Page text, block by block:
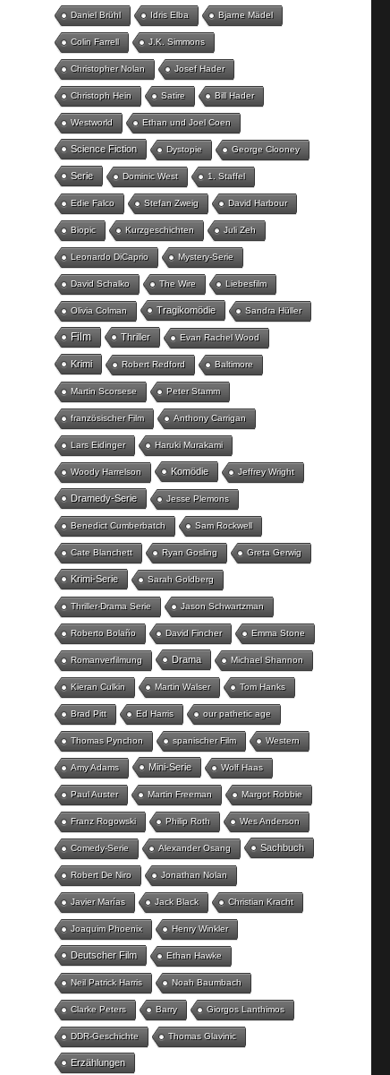
Daniel Brühl Idris Elba Bjarne Mädel
Colin Farrell J.K. Simmons
Christopher Nolan Josef Hader
Christoph Hein Satire Bill Hader
Westworld Ethan und Joel Coen
Science Fiction Dystopie George Clooney
Serie Dominic West 1. Staffel
Edie Falco Stefan Zweig David Harbour
Biopic Kurzgeschichten Juli Zeh
Leonardo DiCaprio Mystery-Serie
David Schalko The Wire Liebesfilm
Olivia Colman Tragikomödie Sandra Hüller
Film Thriller Evan Rachel Wood
Krimi Robert Redford Baltimore
Martin Scorsese Peter Stamm
französischer Film Anthony Carrigan
Lars Eidinger Haruki Murakami
Woody Harrelson Komödie Jeffrey Wright
Dramedy-Serie Jesse Plemons
Benedict Cumberbatch Sam Rockwell
Cate Blanchett Ryan Gosling Greta Gerwig
Krimi-Serie Sarah Goldberg
Thriller-Drama Serie Jason Schwartzman
Roberto Bolaño David Fincher Emma Stone
Romanverfilmung Drama Michael Shannon
Kieran Culkin Martin Walser Tom Hanks
Brad Pitt Ed Harris our pathetic age
Thomas Pynchon spanischer Film Western
Amy Adams Mini-Serie Wolf Haas
Paul Auster Martin Freeman Margot Robbie
Franz Rogowski Philip Roth Wes Anderson
Comedy-Serie Alexander Osang Sachbuch
Robert De Niro Jonathan Nolan
Javier Marías Jack Black Christian Kracht
Joaquim Phoenix Henry Winkler
Deutscher Film Ethan Hawke
Neil Patrick Harris Noah Baumbach
Clarke Peters Barry Giorgos Lanthimos
DDR-Geschichte Thomas Glavinic
Erzählungen